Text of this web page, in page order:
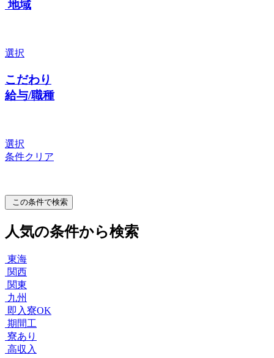
地域
選択
こだわり
給与/職種
選択
条件クリア
この条件で検索
人気の条件から検索
東海
関西
関東
九州
即入寮OK
期間工
寮あり
高収入